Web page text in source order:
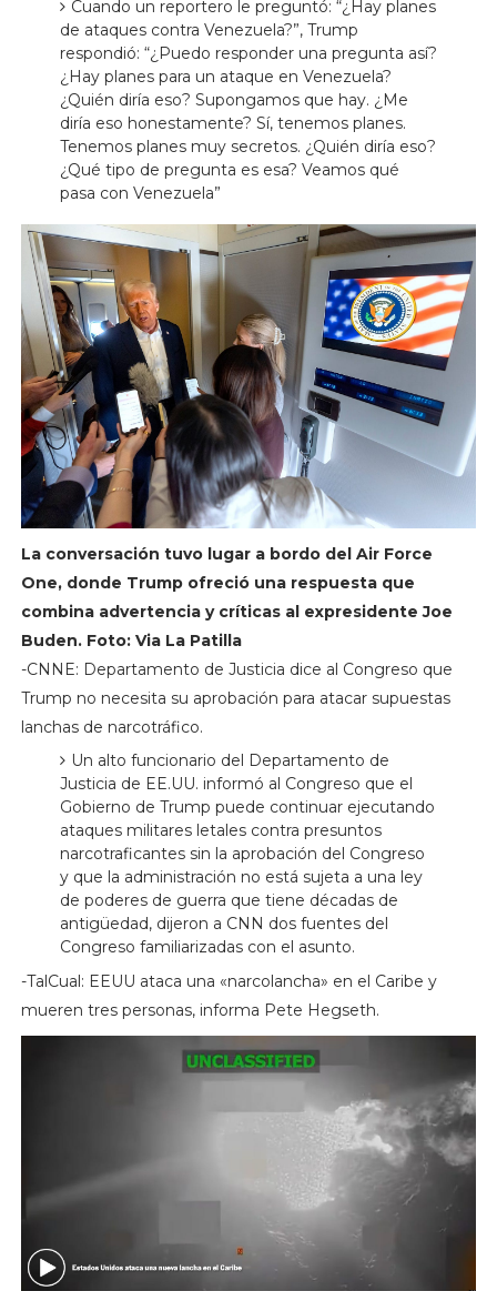
Cuando un reportero le preguntó: “¿Hay planes
de ataques contra Venezuela?”, Trump
respondió: “¿Puedo responder una pregunta así?
¿Hay planes para un ataque en Venezuela?
¿Quién diría eso? Supongamos que hay. ¿Me
diría eso honestamente? Sí, tenemos planes.
Tenemos planes muy secretos. ¿Quién diría eso?
¿Qué tipo de pregunta es esa? Veamos qué
pasa con Venezuela”
La conversación tuvo lugar a bordo del Air Force
One, donde Trump ofreció una respuesta que
combina advertencia y críticas al expresidente Joe
Buden. Foto: Via La Patilla
-CNNE: Departamento de Justicia dice al Congreso que
Trump no necesita su aprobación para atacar supuestas
lanchas de narcotráfico.
Un alto funcionario del Departamento de
Justicia de EE.UU. informó al Congreso que el
Gobierno de Trump puede continuar ejecutando
ataques militares letales contra presuntos
narcotraficantes sin la aprobación del Congreso
y que la administración no está sujeta a una ley
de poderes de guerra que tiene décadas de
antigüedad, dijeron a CNN dos fuentes del
Congreso familiarizadas con el asunto.
-TalCual: EEUU ataca una «narcolancha» en el Caribe y
mueren tres personas, informa Pete Hegseth.